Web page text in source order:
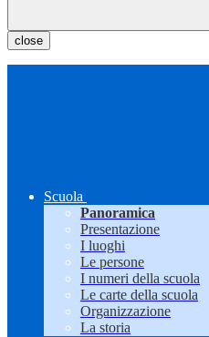
close
Scuola
Panoramica
Presentazione
I luoghi
Le persone
I numeri della scuola
Le carte della scuola
Organizzazione
La storia